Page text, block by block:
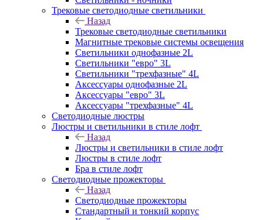
Трековые светодиодные светильники
Назад
Трековые светодиодные светильники
Магнитные трековые системы освещения
Светильники однофазные 2L
Светильники "евро" 3L
Светильники "трехфазные" 4L
Аксессуары однофазные 2L
Аксессуары "евро" 3L
Аксессуары "трехфазные" 4L
Светодиодные люстры
Люстры и светильники в стиле лофт
Назад
Люстры и светильники в стиле лофт
Люстры в стиле лофт
Бра в стиле лофт
Светодиодные прожекторы
Назад
Светодиодные прожекторы
Стандартный и тонкий корпус